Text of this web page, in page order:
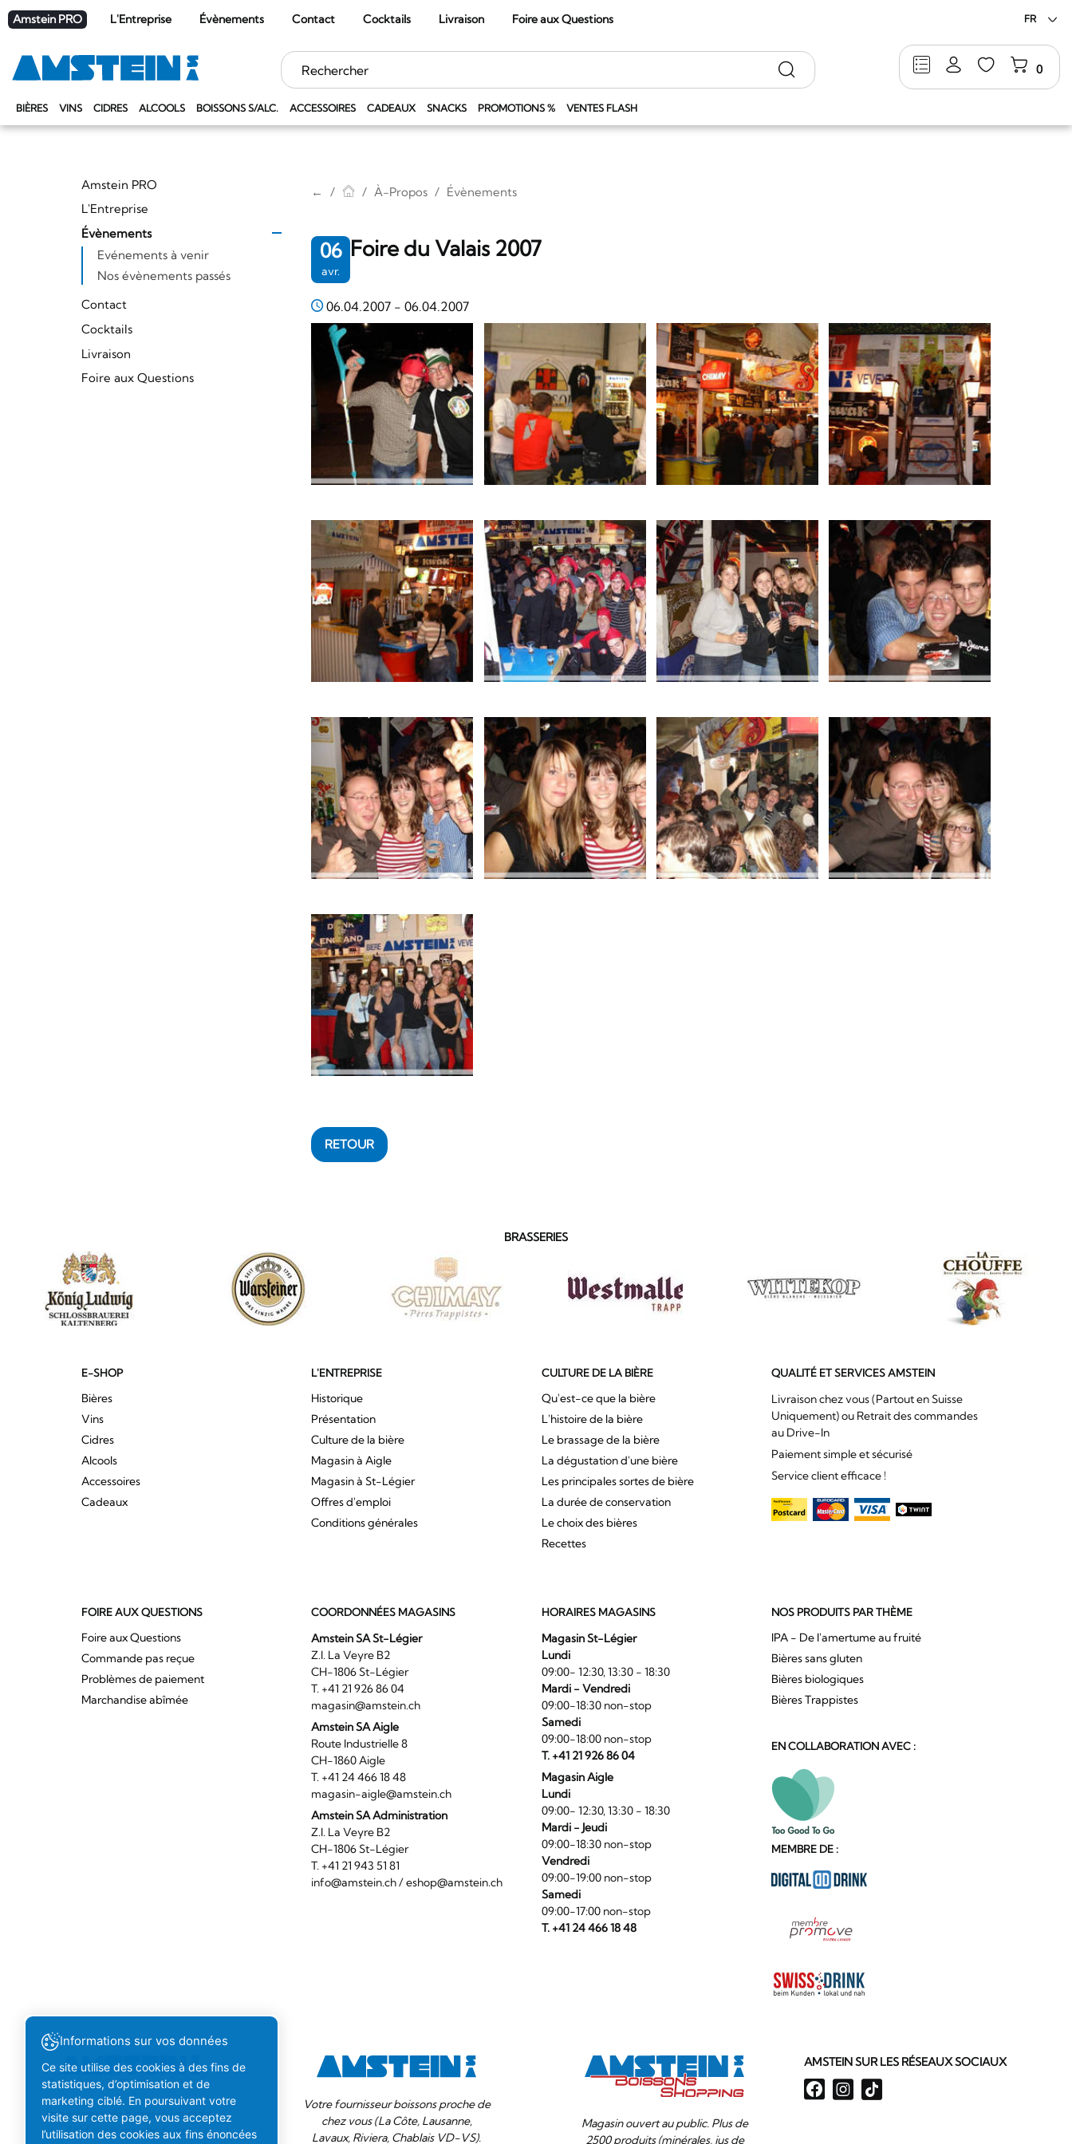
Amstein PRO L'Entreprise Évènements Contact Cocktails Livraison Foire aux Questions FR
BIÈRES VINS CIDRES ALCOOLS BOISSONS S/ALC. ACCESSOIRES CADEAUX SNACKS PROMOTIONS % VENTES FLASH
0
Mots
clés
Rechercher
Amstein PRO
L'Entreprise
Évènements
Evénements à venir
Nos évènements passés
Contact
Cocktails
Livraison
Foire aux Questions
← À-Propos Évènements
Foire du Valais 2007
06
avr.
06.04.2007 -06.04.2007
RETOUR
BRASSERIES
E-SHOP
Bières
Vins
Cidres
Alcools
Accessoires
Cadeaux
L'ENTREPRISE
Historique
Présentation
Culture de la bière
Magasin à Aigle
Magasin à St-Légier
Offres d'emploi
Conditions générales
CULTURE DE LA BIÈRE
Qu'est-ce que la bière
L'histoire de la bière
Le brassage de la bière
La dégustation d'une bière
Les principales sortes de bière
La durée de conservation
Le choix des bières
Recettes
QUALITÉ ET SERVICES AMSTEIN
Livraison chez vous (Partout en Suisse
Uniquement) ou Retrait des commandes
au Drive-In
Paiement simple et sécurisé
Service client efficace !
FOIRE AUX QUESTIONS
Foire aux Questions
Commande pas reçue
Problèmes de paiement
Marchandise abîmée
COORDONNÉES MAGASINS
Amstein SA St-Légier
Z.I. La Veyre B2
CH-1806 St-Légier
T. +41 21 926 86 04
magasin@amstein.ch
Amstein SA Aigle
Route Industrielle 8
CH-1860 Aigle
T. +41 24 466 18 48
magasin-aigle@amstein.ch
Amstein SA Administration
Z.I. La Veyre B2
CH-1806 St-Légier
T. +41 21 943 51 81
info@amstein.ch/eshop@amstein.ch
HORAIRES MAGASINS
Magasin St-Légier
Lundi
09:00- 12:30, 13:30 - 18:30
Mardi - Vendredi
09:00-18:30 non-stop
Samedi
09:00-18:00 non-stop
T. +41 21 926 86 04
Magasin Aigle
Lundi
09:00- 12:30, 13:30 - 18:30
Mardi - Jeudi
09:00-18:30 non-stop
Vendredi
09:00-19:00 non-stop
Samedi
09:00-17:00 non-stop
T. +41 24 466 18 48
NOS PRODUITS PAR THÈME
IPA - De l'amertume au fruité
Bières sans gluten
Bières biologiques
Bières Trappistes
EN COLLABORATION AVEC :
MEMBRE DE :
Importateur de bières du monde.
Actif sur le marché Suisse.
Votre fournisseur boissons proche de
chez vous (La Côte, Lausanne,
Lavaux, Riviera, Chablais VD-VS).
Magasin ouvert au public. Plus de
2500 produits (minérales, jus de
AMSTEIN SUR LES RÉSEAUX SOCIAUX
Informations sur vos données
Ce site utilise des cookies à des fins de
statistiques, d’optimisation et de
marketing ciblé. En poursuivant votre
visite sur cette page, vous acceptez
l’utilisation des cookies aux fins énoncées